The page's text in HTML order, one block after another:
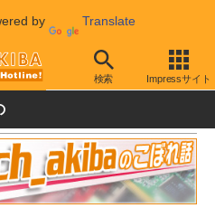
by Translate
検索 Impressサイト
キャンペーン情報 割引・プレ